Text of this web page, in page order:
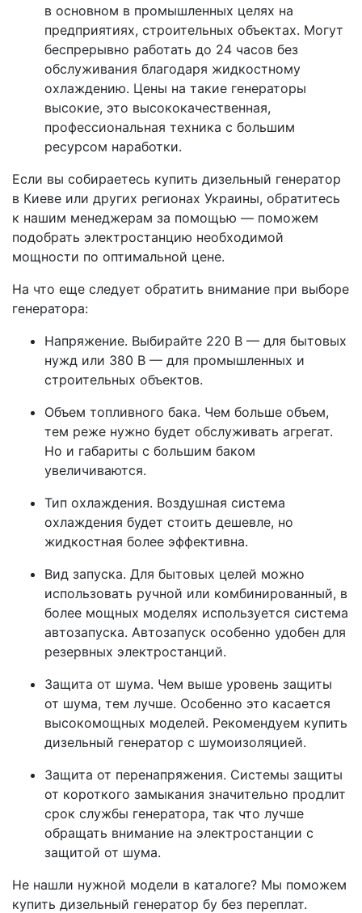
в основном в промышленных целях на
предприятиях, строительных объектах. Могут
беспрерывно работать до 24 часов без
обслуживания благодаря жидкостному
охлаждению. Цены на такие генераторы
высокие, это высококачественная,
профессиональная техника с большим
ресурсом наработки.
Если вы собираетесь купить дизельный генератор
в Киеве или других регионах Украины, обратитесь
к нашим менеджерам за помощью — поможем
подобрать электростанцию необходимой
мощности по оптимальной цене.
На что еще следует обратить внимание при выборе
генератора:
Напряжение. Выбирайте 220 В — для бытовых
нужд или 380 В — для промышленных и
строительных объектов.
Объем топливного бака. Чем больше объем,
тем реже нужно будет обслуживать агрегат.
Но и габариты с большим баком
увеличиваются.
Тип охлаждения. Воздушная система
охлаждения будет стоить дешевле, но
жидкостная более эффективна.
Вид запуска. Для бытовых целей можно
использовать ручной или комбинированный, в
более мощных моделях используется система
автозапуска. Автозапуск особенно удобен для
резервных электростанций.
Защита от шума. Чем выше уровень защиты
от шума, тем лучше. Особенно это касается
высокомощных моделей. Рекомендуем купить
дизельный генератор с шумоизоляцией.
Защита от перенапряжения. Системы защиты
от короткого замыкания значительно продлит
срок службы генератора, так что лучше
обращать внимание на электростанции с
защитой от шума.
Не нашли нужной модели в каталоге? Мы поможем
купить дизельный генератор бу без переплат.